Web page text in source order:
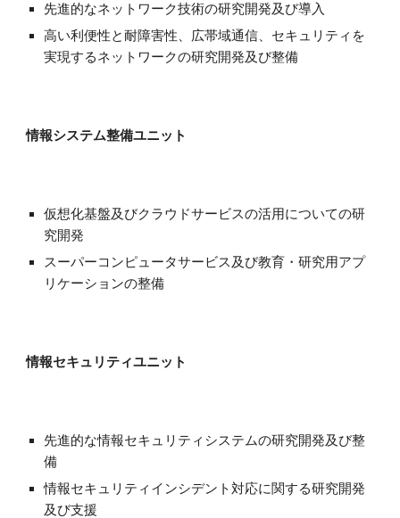
先進的なネットワーク技術の研究開発及び導入
高い利便性と耐障害性、広帯域通信、セキュリティを
実現するネットワークの研究開発及び整備
情報システム整備ユニット
仮想化基盤及びクラウドサービスの活用についての研
究開発
スーパーコンピュータサービス及び教育・研究用アプ
リケーションの整備
情報セキュリティユニット
先進的な情報セキュリティシステムの研究開発及び整
備
情報セキュリティインシデント対応に関する研究開発
及び支援